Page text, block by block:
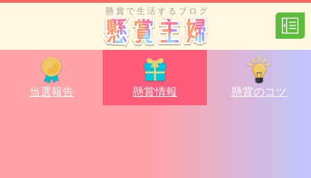
懸賞で生活するブログ
当選報告 懸賞情報 懸賞のコツ